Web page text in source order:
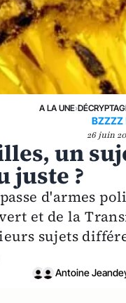
A LA UNE›
BZZZZ
26 juin
un
juste ?
d'armes
et de la
sujets
Antoine